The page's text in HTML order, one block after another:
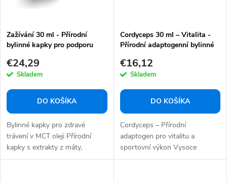
Zažívání 30 ml - Přírodní
bylinné kapky pro podporu
€24,29
Skladem
DO KOŠÍKA
Bylinné kapky pro zdravé
trávení v MCT oleji Přírodní
kapky s extrakty z máty,
heřmánku,...
Cordyceps 30 ml – Vitalita -
Přírodní adaptogenní bylinné
imunitu
€16,12
Skladem
DO KOŠÍKA
Cordyceps – Přírodní
adaptogen pro vitalitu a
sportovní výkon Vysoce
koncentrovaný dual...